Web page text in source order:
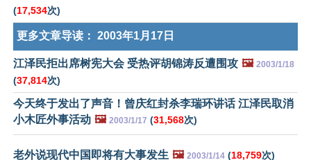
(17,534次)
更多文章导读： 2003年1月17日
江泽民拒出席树宪大会 受热评胡锦涛反遭围攻 🖼️ 2003/1/18
(37,814次)
今天终于发出了声音！曾庆红封杀李瑞环讲话 江泽民取消
小木匠外事活动 🖼️ 2003/1/17 (31,568次)
老外说现代中国即将有大事发生 🖼️ 2003/1/14 (18,759次)